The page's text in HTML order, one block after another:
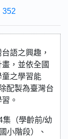
352
語之興趣，
，並依全國
之學習能
配製為臺灣台
。
集（學齡前/幼
小階段）、